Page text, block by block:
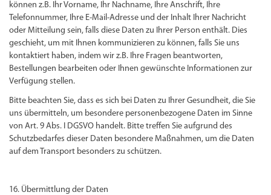
können z.B. Ihr Vorname, Ihr Nachname, Ihre Anschrift, Ihre
Telefonnummer, Ihre E-Mail-Adresse und der Inhalt Ihrer Nachricht
oder Mitteilung sein, falls diese Daten zu Ihrer Person enthält. Dies
geschieht, um mit Ihnen kommunizieren zu können, falls Sie uns
kontaktiert haben, indem wir z.B. Ihre Fragen beantworten,
Bestellungen bearbeiten oder Ihnen gewünschte Informationen zur
Verfügung stellen.
Bitte beachten Sie, dass es sich bei Daten zu Ihrer Gesundheit, die Sie
uns übermitteln, um besondere personenbezogene Daten im Sinne
von Art. 9 Abs. I DGSVO handelt. Bitte treffen Sie aufgrund des
Schutzbedarfes dieser Daten besondere Maßnahmen, um die Daten
auf dem Transport besonders zu schützen.
16. Übermittlung der Daten